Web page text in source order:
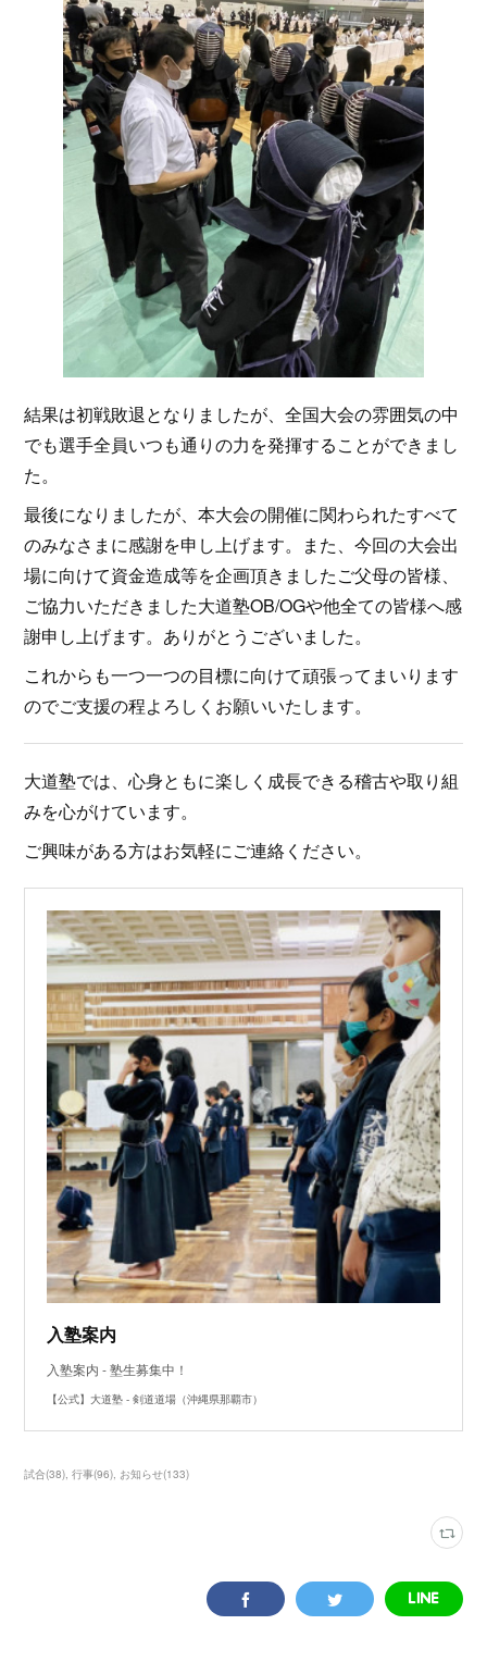
結果は初戦敗退となりましたが、全国大会の雰囲気の中
でも選手全員いつも通りの力を発揮することができまし
た。
最後になりましたが、本大会の開催に関わられたすべて
のみなさまに感謝を申し上げます。また、今回の大会出
場に向けて資金造成等を企画頂きましたご父母の皆様、
ご協力いただきました大道塾OB/OGや他全ての皆様へ感
謝申し上げます。ありがとうございました。
これからも一つ一つの目標に向けて頑張ってまいります
のでご支援の程よろしくお願いいたします。
大道塾では、心身ともに楽しく成長できる稽古や取り組
みを心がけています。
ご興味がある方はお気軽にご連絡ください。
入塾案内
入塾案内 - 塾生募集中！
【公式】大道塾 - 剣道道場（沖縄県那覇市）
試合(38) 行事(96) お知らせ(133)